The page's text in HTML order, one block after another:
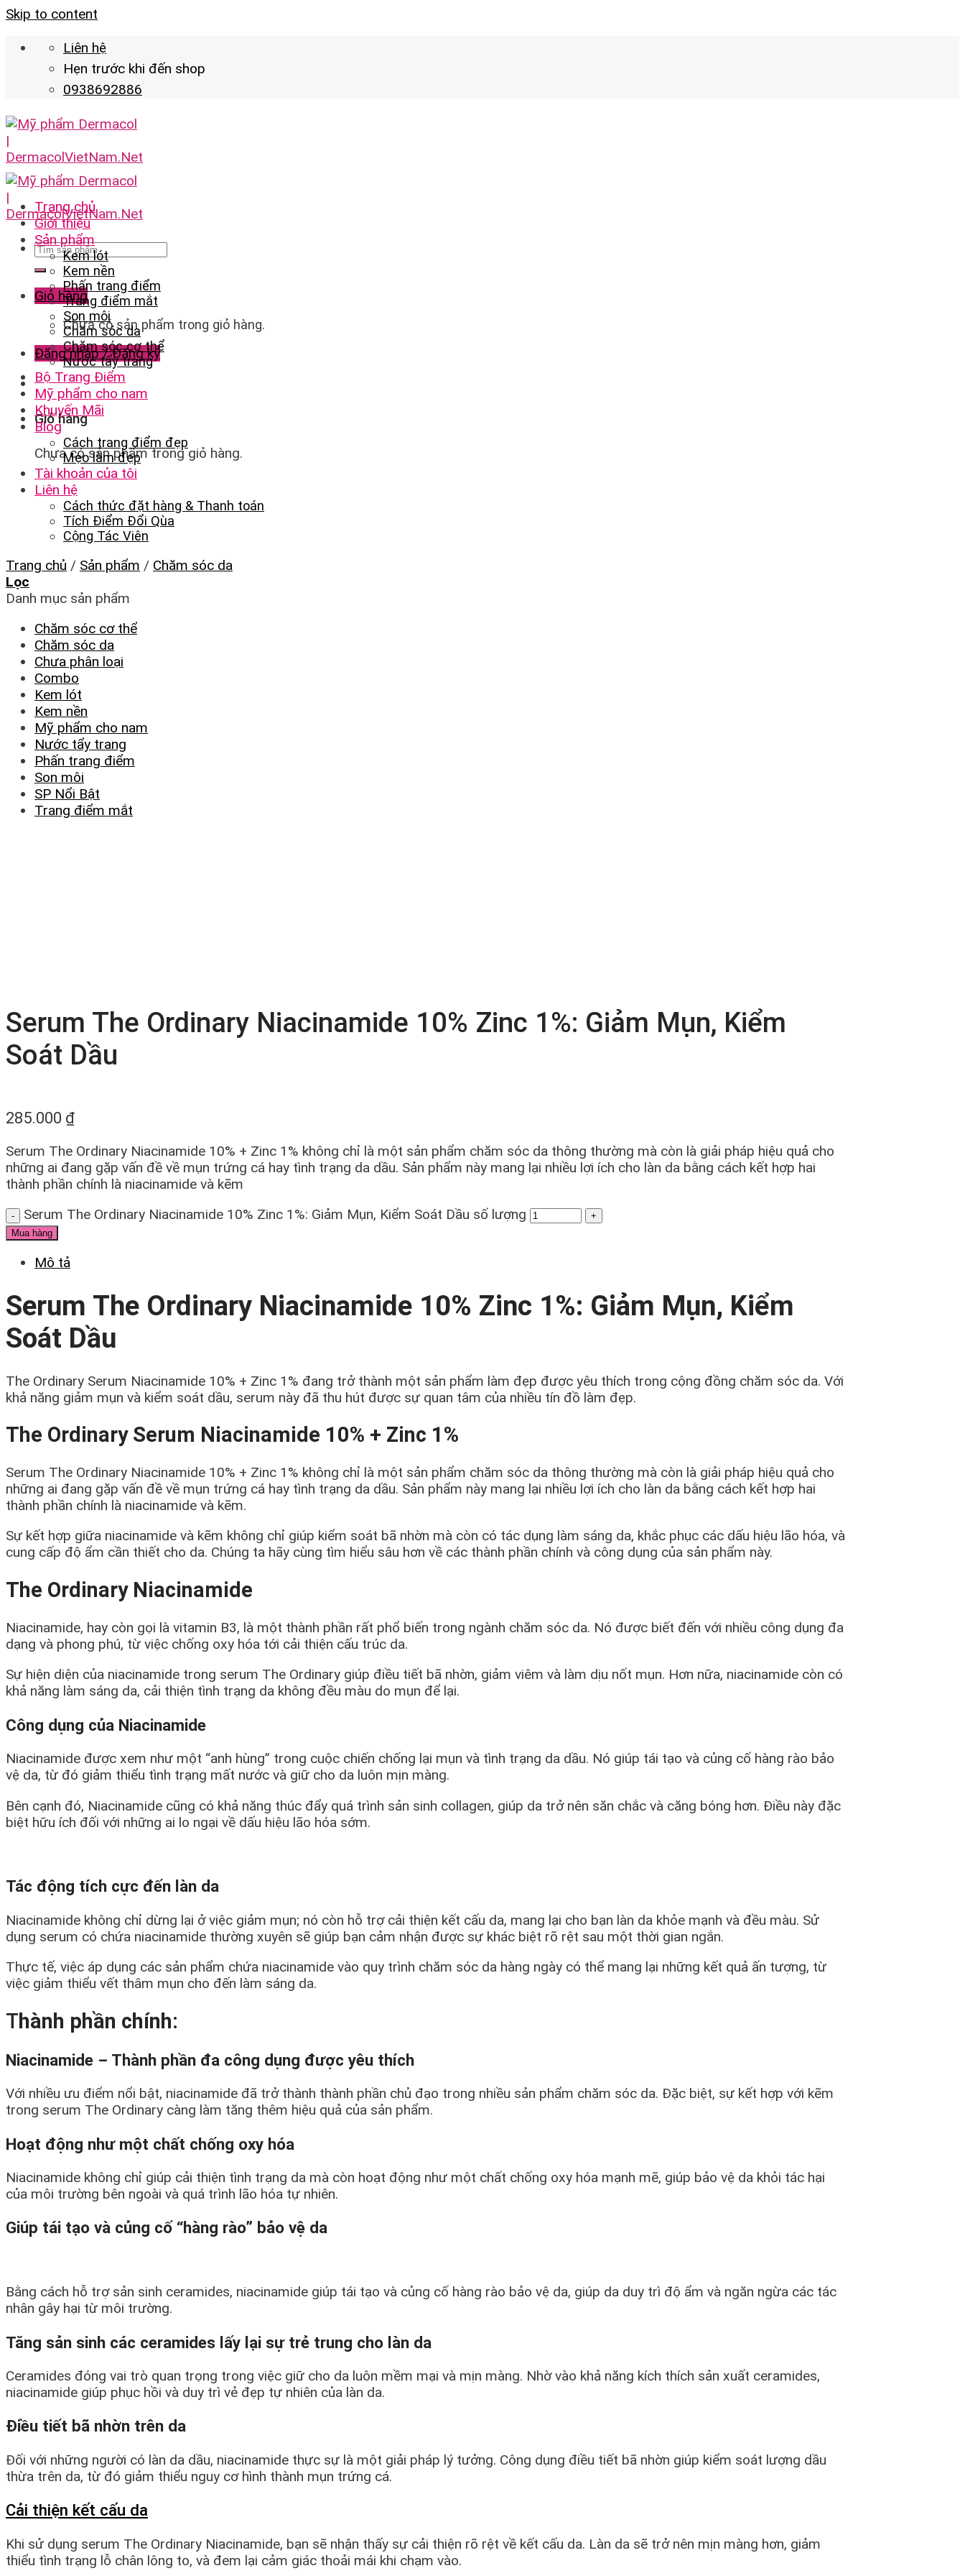
Skip to content
Liên hệ
Hẹn trước khi đến shop
0938692886
Giỏ hàng
Chưa có sản phẩm trong giỏ hàng.
Đăng nhập / Đăng ký
Giỏ hàng
Chưa có sản phẩm trong giỏ hàng.
Trang chủ
Giới thiệu
Sản phẩm
Kem lót
Kem nền
Phấn trang điểm
Trang điểm mắt
Son môi
Chăm sóc da
Chăm sóc cơ thể
Nước tẩy trang
Bộ Trang Điểm
Mỹ phẩm cho nam
Khuyến Mãi
Blog
Cách trang điểm đẹp
Mẹo làm đẹp
Tài khoản của tôi
Liên hệ
Cách thức đặt hàng & Thanh toán
Tích Điểm Đổi Qùa
Cộng Tác Viên
Trang chủ / Sản phẩm / Chăm sóc da
Lọc
Danh mục sản phẩm
Chăm sóc cơ thể
Chăm sóc da
Chưa phân loại
Combo
Kem lót
Kem nền
Mỹ phẩm cho nam
Nước tẩy trang
Phấn trang điểm
Son môi
SP Nổi Bật
Trang điểm mắt
Serum The Ordinary Niacinamide 10% Zinc 1%: Giảm Mụn, Kiểm
Soát Dầu
285.000 ₫
Serum The Ordinary Niacinamide 10% + Zinc 1% không chỉ là một sản phẩm chăm sóc da thông thường mà còn là giải pháp hiệu quả cho
những ai đang gặp vấn đề về mụn trứng cá hay tình trạng da dầu. Sản phẩm này mang lại nhiều lợi ích cho làn da bằng cách kết hợp hai
thành phần chính là niacinamide và kẽm
Serum The Ordinary Niacinamide 10% Zinc 1%: Giảm Mụn, Kiểm Soát Dầu số lượng
Mua hàng
Mô tả
Serum The Ordinary Niacinamide 10% Zinc 1%: Giảm Mụn, Kiểm
Soát Dầu
The Ordinary Serum Niacinamide 10% + Zinc 1% đang trở thành một sản phẩm làm đẹp được yêu thích trong cộng đồng chăm sóc da. Với
khả năng giảm mụn và kiểm soát dầu, serum này đã thu hút được sự quan tâm của nhiều tín đồ làm đẹp.
The Ordinary Serum Niacinamide 10% + Zinc 1%
Serum The Ordinary Niacinamide 10% + Zinc 1% không chỉ là một sản phẩm chăm sóc da thông thường mà còn là giải pháp hiệu quả cho
những ai đang gặp vấn đề về mụn trứng cá hay tình trạng da dầu. Sản phẩm này mang lại nhiều lợi ích cho làn da bằng cách kết hợp hai
thành phần chính là niacinamide và kẽm.
Sự kết hợp giữa niacinamide và kẽm không chỉ giúp kiểm soát bã nhờn mà còn có tác dụng làm sáng da, khắc phục các dấu hiệu lão hóa, và
cung cấp độ ẩm cần thiết cho da. Chúng ta hãy cùng tìm hiểu sâu hơn về các thành phần chính và công dụng của sản phẩm này.
The Ordinary Niacinamide
Niacinamide, hay còn gọi là vitamin B3, là một thành phần rất phổ biến trong ngành chăm sóc da. Nó được biết đến với nhiều công dụng đa
dạng và phong phú, từ việc chống oxy hóa tới cải thiện cấu trúc da.
Sự hiện diện của niacinamide trong serum The Ordinary giúp điều tiết bã nhờn, giảm viêm và làm dịu nốt mụn. Hơn nữa, niacinamide còn có
khả năng làm sáng da, cải thiện tình trạng da không đều màu do mụn để lại.
Công dụng của Niacinamide
Niacinamide được xem như một “anh hùng” trong cuộc chiến chống lại mụn và tình trạng da dầu. Nó giúp tái tạo và củng cố hàng rào bảo
vệ da, từ đó giảm thiểu tình trạng mất nước và giữ cho da luôn mịn màng.
Bên cạnh đó, Niacinamide cũng có khả năng thúc đẩy quá trình sản sinh collagen, giúp da trở nên săn chắc và căng bóng hơn. Điều này đặc
biệt hữu ích đối với những ai lo ngại về dấu hiệu lão hóa sớm.
Tác động tích cực đến làn da
Niacinamide không chỉ dừng lại ở việc giảm mụn; nó còn hỗ trợ cải thiện kết cấu da, mang lại cho bạn làn da khỏe mạnh và đều màu. Sử
dụng serum có chứa niacinamide thường xuyên sẽ giúp bạn cảm nhận được sự khác biệt rõ rệt sau một thời gian ngắn.
Thực tế, việc áp dụng các sản phẩm chứa niacinamide vào quy trình chăm sóc da hàng ngày có thể mang lại những kết quả ấn tượng, từ
việc giảm thiểu vết thâm mụn cho đến làm sáng da.
Thành phần chính:
Niacinamide – Thành phần đa công dụng được yêu thích
Với nhiều ưu điểm nổi bật, niacinamide đã trở thành thành phần chủ đạo trong nhiều sản phẩm chăm sóc da. Đặc biệt, sự kết hợp với kẽm
trong serum The Ordinary càng làm tăng thêm hiệu quả của sản phẩm.
Hoạt động như một chất chống oxy hóa
Niacinamide không chỉ giúp cải thiện tình trạng da mà còn hoạt động như một chất chống oxy hóa mạnh mẽ, giúp bảo vệ da khỏi tác hại
của môi trường bên ngoài và quá trình lão hóa tự nhiên.
Giúp tái tạo và củng cố “hàng rào” bảo vệ da
Bằng cách hỗ trợ sản sinh ceramides, niacinamide giúp tái tạo và củng cố hàng rào bảo vệ da, giúp da duy trì độ ẩm và ngăn ngừa các tác
nhân gây hại từ môi trường.
Tăng sản sinh các ceramides lấy lại sự trẻ trung cho làn da
Ceramides đóng vai trò quan trọng trong việc giữ cho da luôn mềm mại và mịn màng. Nhờ vào khả năng kích thích sản xuất ceramides,
niacinamide giúp phục hồi và duy trì vẻ đẹp tự nhiên của làn da.
Điều tiết bã nhờn trên da
Đối với những người có làn da dầu, niacinamide thực sự là một giải pháp lý tưởng. Công dụng điều tiết bã nhờn giúp kiểm soát lượng dầu
thừa trên da, từ đó giảm thiểu nguy cơ hình thành mụn trứng cá.
Cải thiện kết cấu da
Khi sử dụng serum The Ordinary Niacinamide, bạn sẽ nhận thấy sự cải thiện rõ rệt về kết cấu da. Làn da sẽ trở nên mịn màng hơn, giảm
thiểu tình trạng lỗ chân lông to, và đem lại cảm giác thoải mái khi chạm vào.